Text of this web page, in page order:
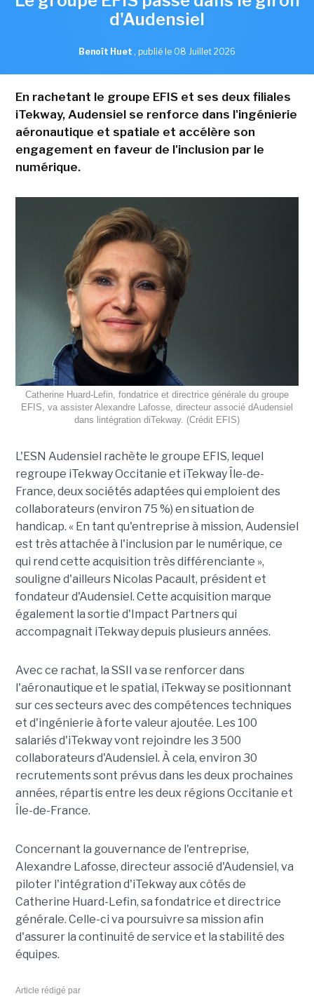
d'Audensiel
Benoît Huet , publié le 08 Juillet 2026
En rachetant le groupe EFIS et ses deux filiales
iTekway, Audensiel se renforce dans l'ingénierie
aéronautique et spatiale et accélère son
engagement en faveur de l'inclusion par le
numérique.
Catherine Huard-Lefin, fondatrice et directrice générale du groupe
EFIS, va assister Alexandre Lafosse, directeur associé dAudensiel
dans lintégration diTekway. (Crédit EFIS)
L'ESN Audensiel rachète le groupe EFIS, lequel
regroupe iTekway Occitanie et iTekway Île-de-
France, deux sociétés adaptées qui emploient des
collaborateurs (environ 75 %) en situation de
handicap. « En tant qu'entreprise à mission, Audensiel
est très attachée à l'inclusion par le numérique, ce
qui rend cette acquisition très différenciante »,
souligne d'ailleurs Nicolas Pacault, président et
fondateur d'Audensiel. Cette acquisition marque
également la sortie d'Impact Partners qui
accompagnait iTekway depuis plusieurs années.
Avec ce rachat, la SSII va se renforcer dans
l'aéronautique et le spatial, iTekway se positionnant
sur ces secteurs avec des compétences techniques
et d'ingénierie à forte valeur ajoutée. Les 100
salariés d'iTekway vont rejoindre les 3 500
collaborateurs d'Audensiel. À cela, environ 30
recrutements sont prévus dans les deux prochaines
années, répartis entre les deux régions Occitanie et
Île-de-France.
Concernant la gouvernance de l'entreprise,
Alexandre Lafosse, directeur associé d'Audensiel, va
piloter l'intégration d'iTekway aux côtés de
Catherine Huard-Lefin, sa fondatrice et directrice
générale. Celle-ci va poursuivre sa mission afin
d'assurer la continuité de service et la stabilité des
équipes.
Article rédigé par